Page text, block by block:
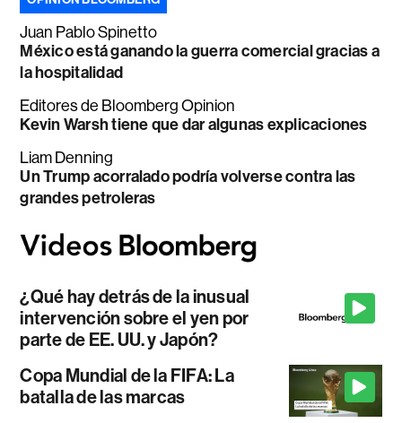
Juan Pablo Spinetto
México está ganando la guerra comercial gracias a
la hospitalidad
Editores de Bloomberg Opinion
Kevin Warsh tiene que dar algunas explicaciones
Liam Denning
Un Trump acorralado podría volverse contra las
grandes petroleras
¿Qué hay detrás de la inusual
intervención sobre el yen por
parte de EE. UU. y Japón?
Copa Mundial de la FIFA: La
batalla de las marcas